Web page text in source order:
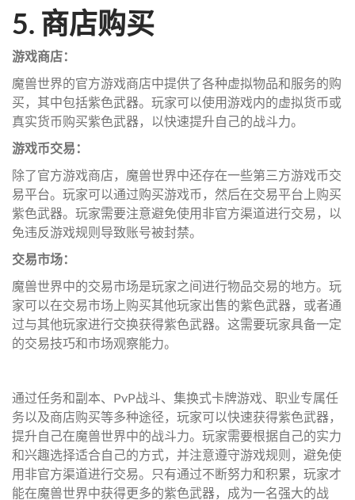
5. 商店购买
游戏商店：
魔兽世界的官方游戏商店中提供了各种虚拟物品和服务的购
买，其中包括紫色武器。玩家可以使用游戏内的虚拟货币或
真实货币购买紫色武器，以快速提升自己的战斗力。
游戏币交易：
除了官方游戏商店，魔兽世界中还存在一些第三方游戏币交
易平台。玩家可以通过购买游戏币，然后在交易平台上购买
紫色武器。玩家需要注意避免使用非官方渠道进行交易，以
免违反游戏规则导致账号被封禁。
交易市场：
魔兽世界中的交易市场是玩家之间进行物品交易的地方。玩
家可以在交易市场上购买其他玩家出售的紫色武器，或者通
过与其他玩家进行交换获得紫色武器。这需要玩家具备一定
的交易技巧和市场观察能力。
通过任务和副本、PvP战斗、集换式卡牌游戏、职业专属任
务以及商店购买等多种途径，玩家可以快速获得紫色武器，
提升自己在魔兽世界中的战斗力。玩家需要根据自己的实力
和兴趣选择适合自己的方式，并注意遵守游戏规则，避免使
用非官方渠道进行交易。只有通过不断努力和积累，玩家才
能在魔兽世界中获得更多的紫色武器，成为一名强大的战